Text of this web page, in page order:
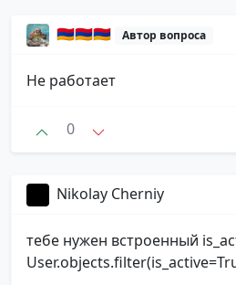
🇦🇲🇦🇲🇦🇲 Автор вопроса
Не работает
0
Nikolay Cherniy
тебе нужен встроенный